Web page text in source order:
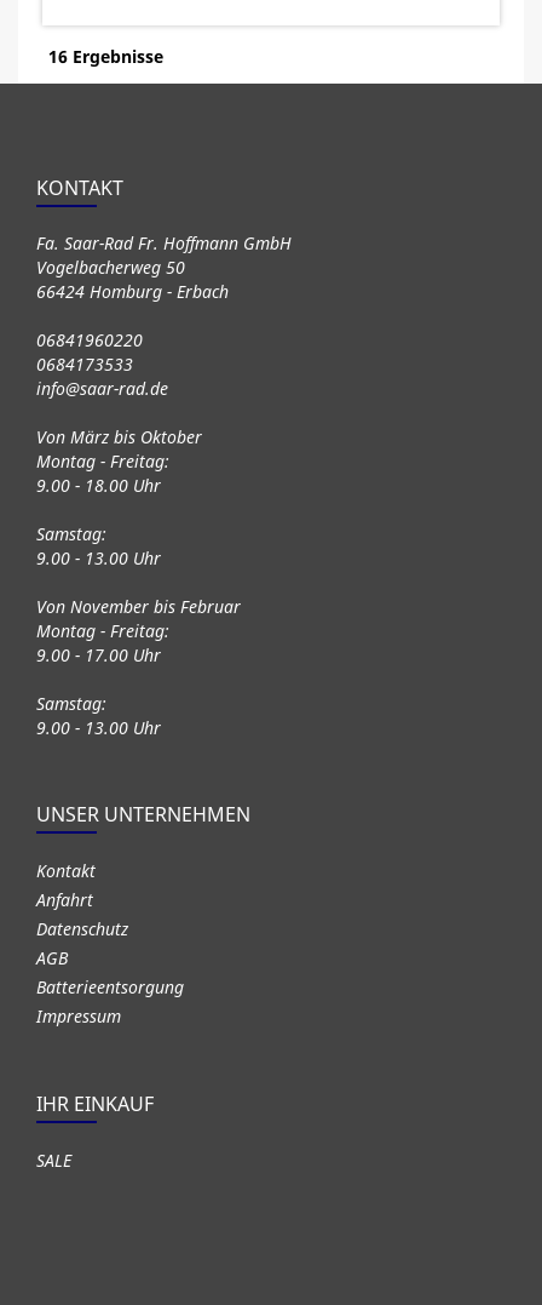
16 Ergebnisse
KONTAKT
Fa. Saar-Rad Fr. Hoffmann GmbH
Vogelbacherweg 50
66424 Homburg - Erbach
06841960220
0684173533
info@saar-rad.de
Von März bis Oktober
Montag - Freitag:
9.00 - 18.00 Uhr
Samstag:
9.00 - 13.00 Uhr
Von November bis Februar
Montag - Freitag:
9.00 - 17.00 Uhr
Samstag:
9.00 - 13.00 Uhr
UNSER UNTERNEHMEN
Kontakt
Anfahrt
Datenschutz
AGB
Batterieentsorgung
Impressum
IHR EINKAUF
SALE